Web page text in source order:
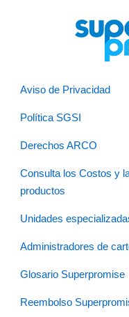
Aviso de Privacidad
Política SGSI
Derechos ARCO
Consulta los Costos y
productos
Unidades
Administradores de
Glosario Superpromise
Reembolso